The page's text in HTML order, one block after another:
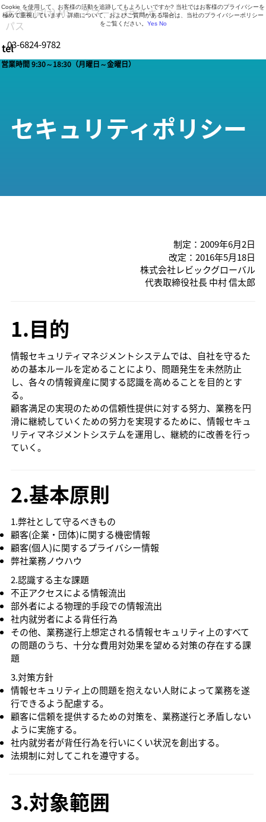
営業時間 9:30～18:30（月曜日～金曜日）
tel03-6824-9782
大企業向けLMS・スマートスキルキャン
パス
セキュリティポリシー
制定：2009年6月2日
改定：2016年5月18日
株式会社レビックグローバル
代表取締役社長 中村 信太郎
1.目的
情報セキュリティマネジメントシステムでは、自社を守るた
めの基本ルールを定めることにより、問題発生を未然防止
し、各々の情報資産に関する認識を高めることを目的とす
る。
顧客満足の実現のための信頼性提供に対する努力、業務を円
滑に継続していくための努力を実現するために、情報セキュ
リティマネジメントシステムを運用し、継続的に改善を行っ
ていく。
2.基本原則
1.弊社として守るべきもの
顧客(企業・団体)に関する機密情報
顧客(個人)に関するプライバシー情報
弊社業務ノウハウ
2.認識する主な課題
不正アクセスによる情報流出
部外者による物理的手段での情報流出
社内就労者による背任行為
その他、業務遂行上想定される情報セキュリティ上のすべて
の問題のうち、十分な費用対効果を望める対策の存在する課
題
3.対策方針
情報セキュリティ上の問題を抱えない人財によって業務を遂
行できるよう配慮する。
顧客に信頼を提供するための対策を、業務遂行と矛盾しない
ように実施する。
社内就労者が背任行為を行いにくい状況を創出する。
法規制に対してこれを遵守する。
3.対象範囲
Cookie を使用して、お客様の活動を追跡してもよろしいですか? 当社ではお客様のプライバシーを
極めて重視しています。詳細について、およびご質問がある場合は、当社のプライバシーポリシー
をご覧ください。 Yes No